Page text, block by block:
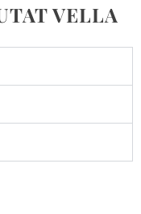
VELLA